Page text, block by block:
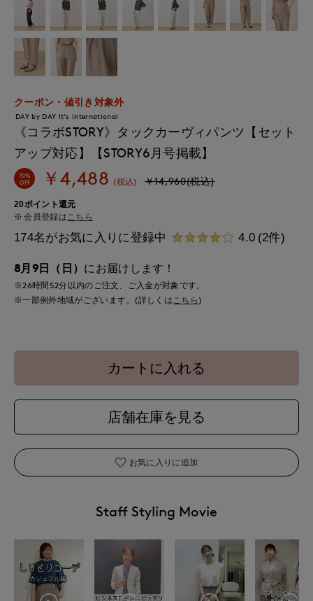
クーポン・値引き対象外
DAY by DAY It's international
《コラボSTORY》タックカーヴィパンツ【セット
アップ対応】【STORY6月号掲載】
70%
OFF
￥4,488 (税込) ￥14,960(税込)
20ポイント還元
会員登録はこちら
174名がお気に入りに登録中 4.0 (2件)
8月9日（日） にお届けします！
※26時間 52分以内のご注文、ご入金が対象です。
※一部例外地域がございます。(詳しくはこちら )
カートに入れる
店舗在庫を見る
お気に入りに追加
Staff Styling Movie